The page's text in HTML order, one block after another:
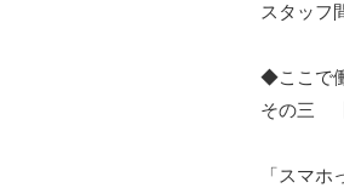
スタッフ
◆ここで
その三
「スマ